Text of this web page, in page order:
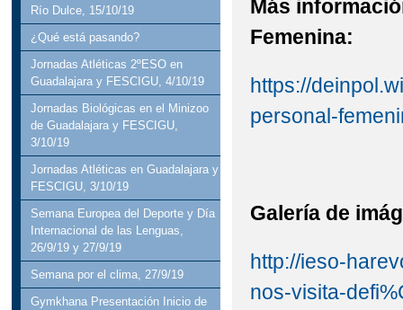
Río Dulce, 15/10/19
¿Qué está pasando?
Jornadas Atléticas 2ºESO en
Guadalajara y FESCIGU, 4/10/19
Jornadas Biológicas en el Minizoo
de Guadalajara y FESCIGU,
3/10/19
Jornadas Atléticas en Guadalajara y
FESCIGU, 3/10/19
Semana Europea del Deporte y Día
Internacional de las Lenguas,
26/9/19 y 27/9/19
Semana por el clima, 27/9/19
Gymkhana Presentación Inicio de
Más
Femenina:
https://
personal-
Galería de
http://ieso-
nos-visita-